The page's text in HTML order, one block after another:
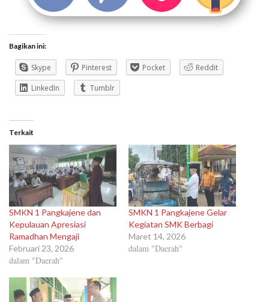
Bagikan ini:
Skype Pinterest Pocket
Reddit
LinkedIn
Tumblr
Terkait
SMKN 1 Pangkajene dan
Kepulauan Apresiasi
Ramadhan Mengaji
Februari 23, 2026
dalam "Daerah"
SMKN 1 Pangkajene Gelar
Kegiatan SMK Berbagi
Maret 14, 2026
dalam "Daerah"